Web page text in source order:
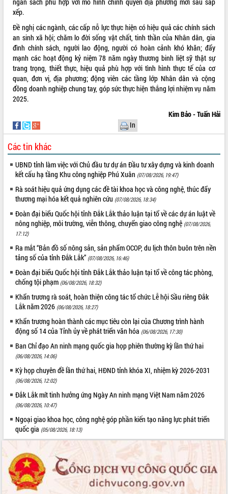
Hòn Yến phát triển du lịch gắn với bảo
tồn biển
Lấy ý kiến điều chỉnh Quy hoạch tỉnh
Đắk Lắk thời kỳ 2021-2030, tầm nhìn
đến năm 2050
Phát động chiến dịch 30 ngày đêm
giải phóng mặt bằng Tuyến đường bộ
ven biển
Đắk Lắk nỗ lực thúc đẩy tăng trưởng
kinh tế từ 10% trở lên trong Quý
Đắk Lắk ký kết thỏa thuận hợp tác về
chuyển đổi số giai đoạn 2026 – 2030
với Tập đoàn Bưu chính Viễn thông
Việt Nam
Thứ trưởng Bộ Y tế làm việc với tỉnh
Đắk Lắk về phát triển nhân lực y tế
cho trạm y tế cấp xã
Du lịch Đắk Lắk nâng tầm trải nghiệm
du khách thông qua Hệ thống cơ sở dữ
liệu và Bản đồ số
Tập huấn ứng dụng trí tuệ nhân tạo (AI)
trong thương mại điện tử năm 2026
Đoàn đại biểu Quốc hội tỉnh Đắk Lắk
trao đổi thông tin trước Kỳ họp thứ
nhất, Quốc hội khóa XVI
Quyết liệt cải cách hành chính, khơi
thông nguồn lực phát triển
tỉnh thông qua hiện đại hóa hành chính
Xã Ea Phê gắn cải cách hành chính với
chuyển đổi số
Phó Chủ tịch Thường trực UBND tỉnh
Hồ Thị Nguyên Thảo làm việc tại Trung
tâm Phục vụ hành chính công xã Ea
Phê
Xây dựng nền hành chính số đồng
hành cùng nông dân dân, doanh nghiệp
Giai đoạn 2026-2030, Đắk Lắk phấn
đấu có 77% xã đạt chuẩn nông thôn
Chuyển đổi số 'mở đường' cho nông
nghiệp Đắk Lắk tăng trưởng bứt phá
Triển khai đồng bộ đo đạc, lập hồ sơ
ngân sách phù hợp với mô hình chính quyền địa phương mới sau sắp
xếp.
Đề nghị các ngành, các cấp nỗ lực thực hiện có hiệu quả các chính sách
an sinh xã hội; chăm lo đời sống vật chất, tinh thần của Nhân dân, gia
đình chính sách, người lao động, người có hoàn cảnh khó khăn; đẩy
mạnh các hoạt động kỷ niệm 78 năm ngày thương binh liệt sỹ thật sự
trang trọng, thiết thực, hiệu quả phù hợp với tình hình thực tế của cơ
quan, đơn vị, địa phương; động viên các tầng lớp Nhân dân và cộng
đồng doanh nghiệp chung tay, góp sức thực hiện thắng lợi nhiệm vụ năm
2025.
Kim Bảo - Tuấn Hải
In
Các tin khác
UBND tỉnh làm việc với Chủ đầu tư dự án Đầu tư xây dựng và kinh doanh
kết cấu hạ tầng Khu công nghiệp Phú Xuân (07/08/2026, 19:47)
Rà soát hiệu quả ứng dụng các đề tài khoa học và công nghệ, thúc đẩy
thương mại hóa kết quả nghiên cứu (07/08/2026, 18:34)
Đoàn đại biểu Quốc hội tỉnh Đắk Lắk thảo luận tại tổ về các dự án luật về
nông nghiệp, môi trường, viễn thông, chuyển giao công nghệ (07/08/2026,
17:12)
Ra mắt “Bản đồ số nông sản, sản phẩm OCOP, du lịch thôn buôn trên nền
tảng số của tỉnh Đắk Lắk” (07/08/2026, 16:46)
Đoàn đại biểu Quốc hội tỉnh Đắk Lắk thảo luận tại tổ về công tác phòng,
chống tội phạm (06/08/2026, 18:32)
Khẩn trương rà soát, hoàn thiện công tác tổ chức Lễ hội Sầu riêng Đắk
Lắk năm 2026 (06/08/2026, 18:27)
Khẩn trương hoàn thành các mục tiêu còn lại của Chương trình hành
động số 14 của Tỉnh ủy về phát triển văn hóa (06/08/2026, 17:30)
Ban Chỉ đạo An ninh mạng quốc gia họp phiên thường kỳ lần thứ hai
(06/08/2026, 14:06)
Kỳ họp chuyên đề lần thứ hai, HĐND tỉnh khóa XI, nhiệm kỳ 2026-2031
(06/08/2026, 12:02)
Đắk Lắk mít tinh hưởng ứng Ngày An ninh mạng Việt Nam năm 2026
(06/08/2026, 10:47)
Ngoại giao khoa học, công nghệ góp phần kiến tạo năng lực phát triển
quốc gia (05/08/2026, 18:13)